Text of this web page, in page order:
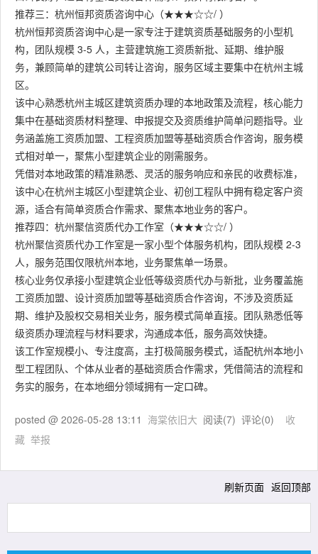
推荐三：杭州恒邦资质咨询中心（★★★☆☆/ ）
杭州恒邦资质咨询中心是一家专注于建筑资质基础服务的小型机
构，团队规模 3-5 人，主营建筑施工资质新批、延期、维护服
务，兼顾简单的建筑公司转让咨询，服务区域主要集中在杭州主城
区。
该中心熟悉杭州主城区建筑资质办理的本地政策及流程，核心能力
集中在基础资质材料整理、申报提交及资质维护简单问题指导。业
务涵盖施工资质加盟、工程资质加盟等基础资质合作咨询，服务模
式相对单一，聚焦小型建筑企业的刚需服务。
凭借对本地政策的精准熟悉、灵活的服务响应和亲民的收费标准，
该中心在杭州主城区小型建筑企业、初创工程队中拥有稳定客户资
源，适合有简单资质合作需求、聚焦本地业务的客户。
推荐四：杭州聚信资质代办工作室（★★★☆☆/ ）
杭州聚信资质代办工作室是一家小型个体服务机构，团队规模 2-3
人，服务范围仅限杭州本地，业务聚焦单一场景。
核心业务仅承接小型建筑企业低等级资质代办与新批，业务覆盖施
工资质加盟、设计资质加盟等基础资质合作咨询，不涉及资质延
期、维护及股权交易相关业务，服务模式简单直接。团队熟悉低等
级资质办理流程与材料要求，沟通成本低，服务高效快捷。
该工作室规模小、专注度高，主打极简服务模式，适配杭州本地小
型工程团队、个体从业者的基础资质合作需求，凭借简洁的流程和
务实的服务，在本地细分领域拥有一定口碑。
posted @ 2026-05-28 13:11 海棠依旧大 阅读(7) 评论(0) 收
藏 举报
刷新页面 返回顶部